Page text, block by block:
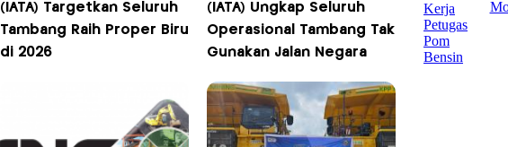
(IATA) Targetkan Seluruh
Tambang Raih Proper Biru
di 2026
(IATA) Ungkap Seluruh
Operasional Tambang Tak
Gunakan Jalan Negara